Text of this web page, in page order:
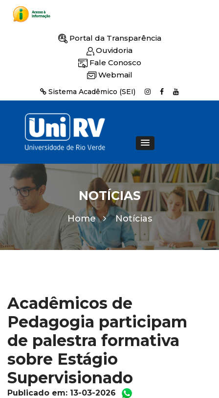
Portal da Transparência
Ouvidoria
Fale Conosco
Webmail
Sistema Acadêmico (SEI)
NOTÍCIAS
Home Notícias
Acadêmicos de
Pedagogia participam
de palestra formativa
sobre Estágio
Supervisionado
Publicado em: 13-03-2026